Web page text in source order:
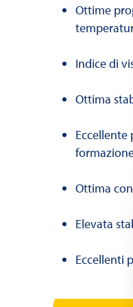
Ottime
Indice di
Ottima
Eccellente
Ottima
Elevata
Eccellenti